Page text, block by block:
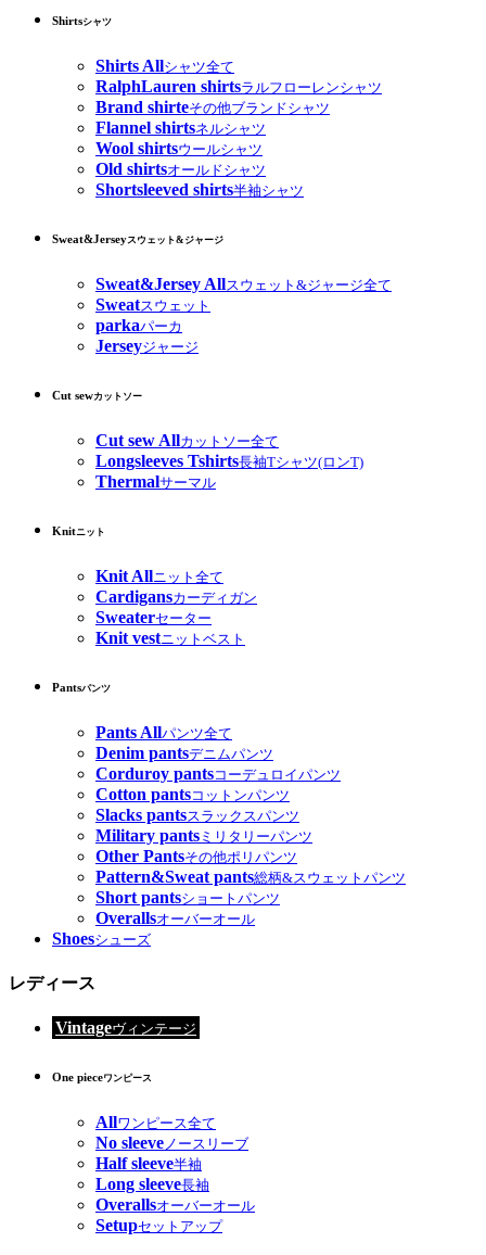
Shirtsシャツ
Shirts Allシャツ全て
RalphLauren shirtsラルフローレンシャツ
Brand shirteその他ブランドシャツ
Flannel shirtsネルシャツ
Wool shirtsウールシャツ
Old shirtsオールドシャツ
Shortsleeved shirts半袖シャツ
Sweat&Jerseyスウェット&ジャージ
Sweat&Jersey Allスウェット&ジャージ全て
Sweatスウェット
parkaパーカ
Jerseyジャージ
Cut sewカットソー
Cut sew Allカットソー全て
Longsleeves Tshirts長袖Tシャツ(ロンT)
Thermalサーマル
Knitニット
Knit Allニット全て
Cardigansカーディガン
Sweaterセーター
Knit vestニットベスト
Pantsパンツ
Pants Allパンツ全て
Denim pantsデニムパンツ
Corduroy pantsコーデュロイパンツ
Cotton pantsコットンパンツ
Slacks pantsスラックスパンツ
Military pants ミリタリーパンツ
Other Pantsその他ポリパンツ
Pattern&Sweat pants総柄&スウェットパンツ
Short pantsショートパンツ
Overallsオーバーオール
Shoesシューズ
レディース
Vintageヴィンテージ
One pieceワンピース
Allワンピース全て
No sleeveノースリーブ
Half sleeve半袖
Long sleeve長袖
Overallsオーバーオール
Setupセットアップ